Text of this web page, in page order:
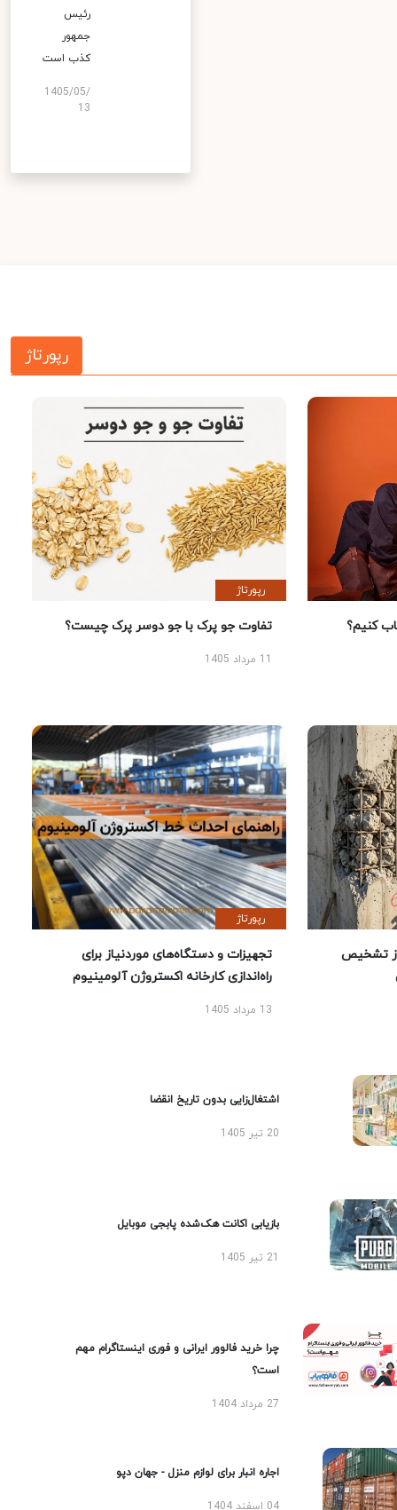
رئیس
جمهور
کذب است
1405/05/
13
رپورتاژ
کنیم؟
رپورتاژ
تفاوت جو پرک با جو دوسر پرک چیست؟
تشخیص
رپورتاژ
تجهیزات و دستگاه‌های موردنیاز برای
راه‌اندازی کارخانه اکستروژن آلومینیوم
13 مرداد 1405
اشتغال‌زایی بدون تاریخ انقضا
20 تیر 1405
بازیابی اکانت هک‌شده پابجی موبایل
چرا خرید فالوور ایرانی و فوری اینستاگرام مهم
است؟
27 مرداد 1404
اجاره انبار برای لوازم منزل - جهان دپو
04 اسفند 1404